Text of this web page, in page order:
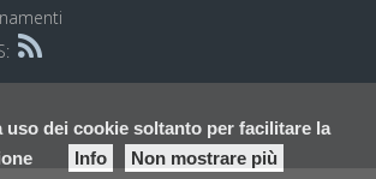
uso dei cookie soltanto per facilitare la
Info Non mostrare più